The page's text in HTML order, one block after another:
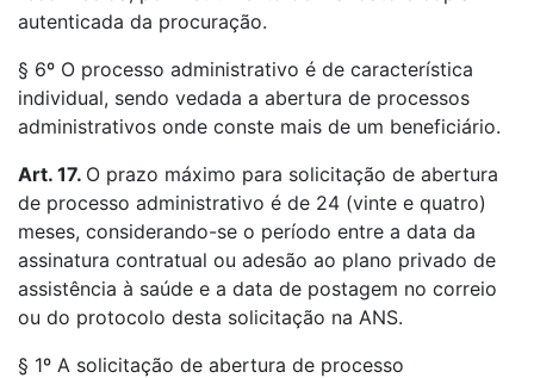
autenticada da procuração.
§ 6º O processo administrativo é de característica
individual, sendo vedada a abertura de processos
administrativos onde conste mais de um beneficiário.
Art. 17. O prazo máximo para solicitação de abertura
de processo administrativo é de 24 (vinte e quatro)
meses, considerando-se o período entre a data da
assinatura contratual ou adesão ao plano privado de
assistência à saúde e a data de postagem no correio
ou do protocolo desta solicitação na ANS.
§ 1º A solicitação de abertura de processo